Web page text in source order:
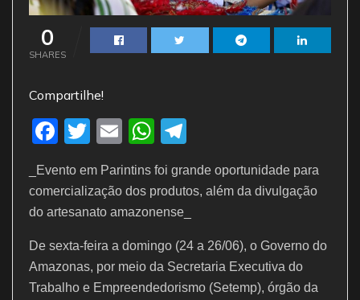
0
SHARES
Compartilhe!
F
c
e
b
o
o
T
w
itt
er
E
m
ai
l
W
h
at
s
p
p
el
e
gr
a
m
_Evento em Parintins foi grande oportunidade para
comercialização dos produtos, além da divulgação
do artesanato amazonense_
De sexta-feira a domingo (24 a 26/06), o Governo do
Amazonas, por meio da Secretaria Executiva do
Trabalho e Empreendedorismo (Setemp), órgão da